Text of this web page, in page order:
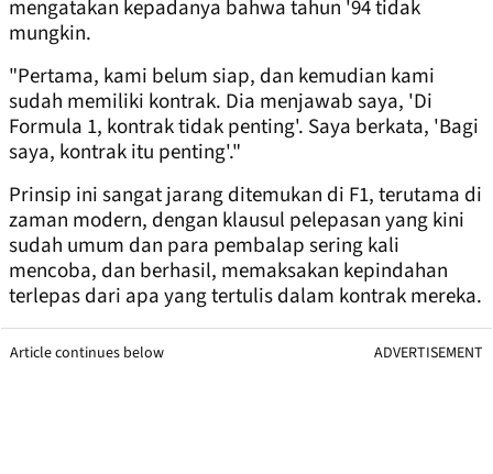
mengatakan kepadanya bahwa tahun '94 tidak
mungkin.
"Pertama, kami belum siap, dan kemudian kami
sudah memiliki kontrak. Dia menjawab saya, 'Di
Formula 1, kontrak tidak penting'. Saya berkata, 'Bagi
saya, kontrak itu penting'."
Prinsip ini sangat jarang ditemukan di F1, terutama di
zaman modern, dengan klausul pelepasan yang kini
sudah umum dan para pembalap sering kali
mencoba, dan berhasil, memaksakan kepindahan
terlepas dari apa yang tertulis dalam kontrak mereka.
Article continues below ADVERTISEMENT